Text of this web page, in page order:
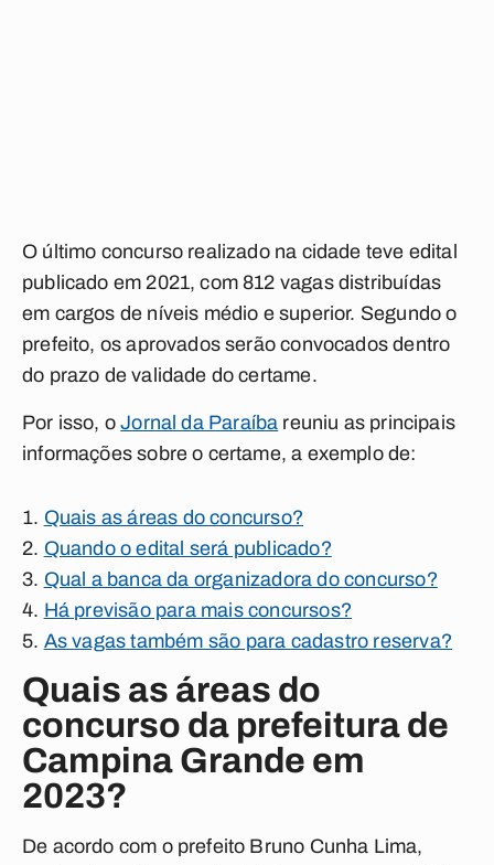
O último concurso realizado na cidade teve edital
publicado em 2021, com 812 vagas distribuídas
em cargos de níveis médio e superior. Segundo o
prefeito, os aprovados serão convocados dentro
do prazo de validade do certame.
Por isso, oJornal da Paraíba reuniu as principais
informações sobre o certame, a exemplo de:
Quais as áreas do concurso?
Quando o edital será publicado?
Qual a banca da organizadora do concurso?
Há previsão para mais concursos?
As vagas também são para cadastro reserva?
Quais as áreas do
concurso da prefeitura de
Campina Grande em
2023?
De acordo com o prefeito Bruno Cunha Lima,